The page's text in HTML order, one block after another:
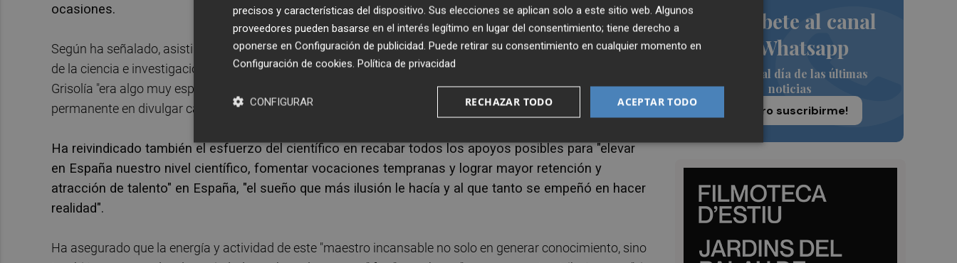
Suscríbete al canal
de Whatsapp
Siempre al día de las últimas
noticias
¡Quiero suscribirme!
ocasiones.
Según ha señalado, asistir a la entrega de estos "importantísimos premios" para España a grandes figuras
de la ciencia e investigación y del talento emprendedor ha sido siempre un honor, pero hacerlo de la mano de
Grisolía "era algo muy especial, emocionante, tanto por la pasión con la que lo vivía" como por su esfuerzo
permanente en divulgar cada avance o descubrimiento.
Ha reivindicado también el esfuerzo del científico en recabar todos los apoyos posibles para "elevar
en España nuestro nivel científico, fomentar vocaciones tempranas y lograr mayor retención y
atracción de talento" en España, "el sueño que más ilusión le hacía y al que tanto se empeñó en hacer
realidad".
Ha asegurado que la energía y actividad de este "maestro incansable no solo en generar conocimiento, sino
precisos y características del dispositivo. Sus elecciones se aplican solo a este sitio web. Algunos
proveedores pueden basarse en el interés legítimo en lugar del consentimiento; tiene derecho a
oponerse en Configuración de publicidad. Puede retirar su consentimiento en cualquier momento en
Configuración de cookies. Política de privacidad
ACEPTAR TODO
RECHAZAR TODO
CONFIGURAR